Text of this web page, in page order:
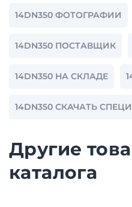
14DN350 ФОТОГРАФИИ
14DN350 ПОСТАВЩИК
14DN350 НА СКЛАДЕ
14DN350 СКАЧАТЬ
Другие
каталога